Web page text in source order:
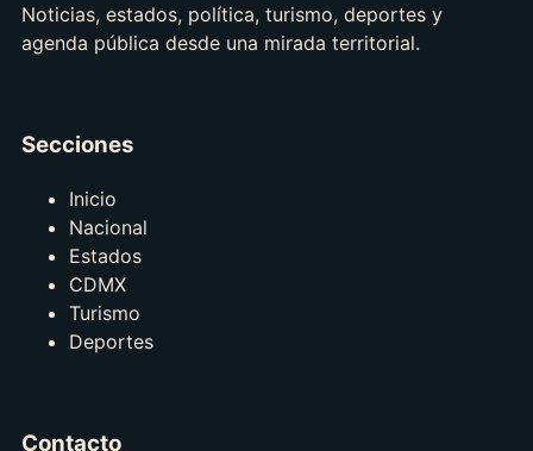
Noticias, estados, política, turismo, deportes y
agenda pública desde una mirada territorial.
Secciones
Inicio
Nacional
Estados
CDMX
Turismo
Deportes
Contacto